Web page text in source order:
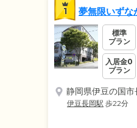
1 夢無限いずな
標準
プラン
入居金0
プラン
静岡県伊豆の国市
伊豆長岡駅 歩22分